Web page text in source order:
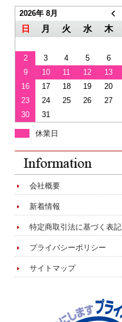
2026年 8月
日 月 火 水 木
2
3 4 5 6
9
10 11 12 13
16
17 18 19 20
23
24 25 26 27
30
31
休業日
会社概要
新着情報
特定商取引法に基づく表記
プライバシーポリシー
サイトマップ